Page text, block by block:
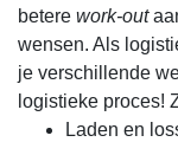
betere work-out
wensen. Als
je verschillende
logistieke proces!
Laden en